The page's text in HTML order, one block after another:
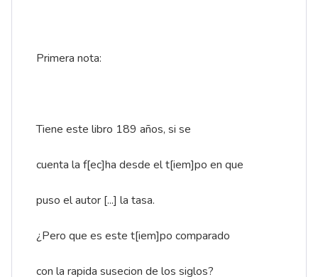
Primera nota:
Tiene este libro 189 años, si se
cuenta la f[ec]ha desde el t[iem]po en que
puso el autor [...] la tasa.
¿Pero que es este t[iem]po comparado
con la rapida susecion de los siglos?